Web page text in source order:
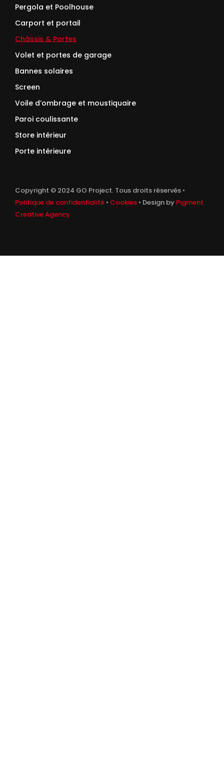
Pergola et Poolhouse
Carport et portail
Châssis & Portes
Volet et portes de garage
Bannes solaires
Screen
Voile d’ombrage et moustiquaire
Paroi coulissante
Store intérieur
Porte intérieure
Copyright © 2024 GO Project. Tous droits réservés •
Politique de confidentialité • Cookies • Design by Pigment
Creative Agency